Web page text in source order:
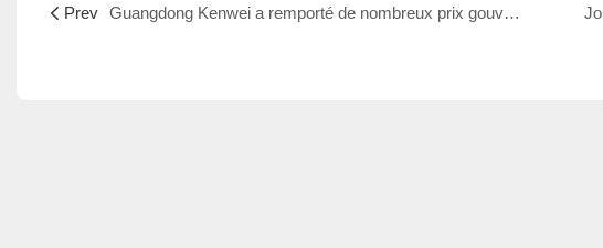
Prev Guangdong Kenwei a remporté de nombreux prix gouvernementaux